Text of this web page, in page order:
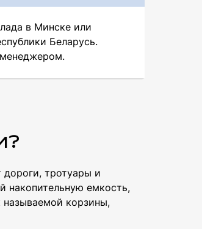
в Минске или
Беларусь.
тротуары и
накопительную емкость,
называемой корзины,